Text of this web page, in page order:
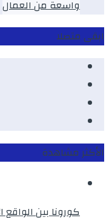
واسعة من العمال
ابقى متصلا
الأكثر مشاهدة
كورونا بين الواقع